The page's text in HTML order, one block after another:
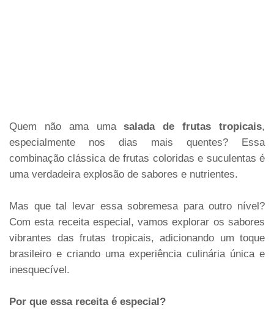
Quem não ama umasalada de frutas tropicais,
especialmente nos dias mais quentes? Essa
combinação clássica de frutas coloridas e suculentas é
uma verdadeira explosão de sabores e nutrientes.
Mas que tal levar essa sobremesa para outro nível?
Com esta receita especial, vamos explorar os sabores
vibrantes das frutas tropicais, adicionando um toque
brasileiro e criando uma experiência culinária única e
inesquecível.
Por que essa receita é especial?